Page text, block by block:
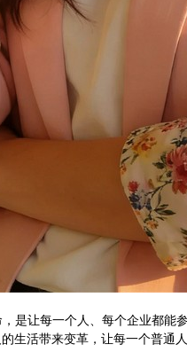
，是让每一个人、每个企业都
生活带来变革，让每一个普通